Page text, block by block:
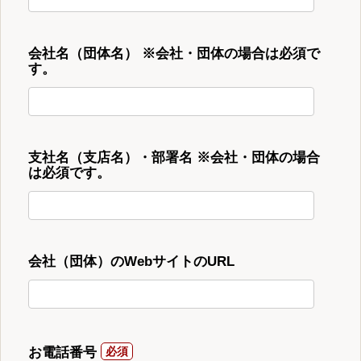
会社名（団体名） ※会社・団体の場合は必須で
す。
支社名（支店名）・部署名 ※会社・団体の場合
は必須です。
会社（団体）のWebサイトのURL
お電話番号